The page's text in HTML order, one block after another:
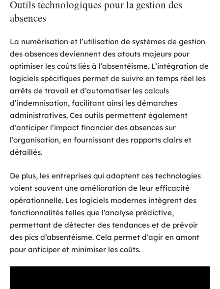
Outils technologiques pour la gestion des
absences
La numérisation et l’utilisation de systèmes de gestion
des absences deviennent des atouts majeurs pour
optimiser les coûts liés à l’absentéisme. L’intégration de
logiciels spécifiques permet de suivre en temps réel les
arrêts de travail et d’automatiser les calculs
d’indemnisation, facilitant ainsi les démarches
administratives. Ces outils permettent également
d’anticiper l’impact financier des absences sur
l’organisation, en fournissant des rapports clairs et
détaillés.
De plus, les entreprises qui adoptent ces technologies
voient souvent une amélioration de leur efficacité
opérationnelle. Les logiciels modernes intègrent des
fonctionnalités telles que l’analyse prédictive,
permettant de détecter des tendances et de prévoir
des pics d’absentéisme. Cela permet d’agir en amont
pour anticiper et minimiser les coûts.